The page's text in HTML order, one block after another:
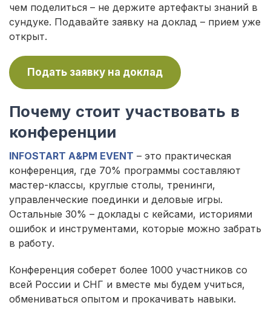
чем поделиться – не держите артефакты знаний в
сундуке. Подавайте заявку на доклад – прием уже
открыт.
Подать заявку на доклад
Почему стоит участвовать в
конференции
INFOSTART A&PM EVENT – это практическая
конференция, где 70% программы составляют
мастер-классы, круглые столы, тренинги,
управленческие поединки и деловые игры.
Остальные 30% – доклады с кейсами, историями
ошибок и инструментами, которые можно забрать
в работу.
Конференция соберет более 1000 участников со
всей России и СНГ и вместе мы будем учиться,
обмениваться опытом и прокачивать навыки.